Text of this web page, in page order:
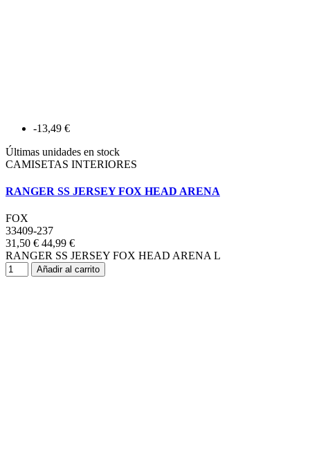
-13,49 €
Últimas unidades en stock
CAMISETAS INTERIORES
RANGER SS JERSEY FOX HEAD ARENA
FOX
33409-237
31,50 € 44,99 €
RANGER SS JERSEY FOX HEAD ARENA L
Añadir al carrito